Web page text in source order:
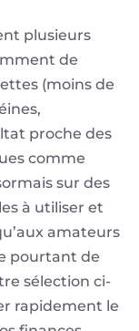
plusieurs
de
(moins de
proche des
comme
sur des
à utiliser et
amateurs
pourtant de
sélection ci-
rapidement le